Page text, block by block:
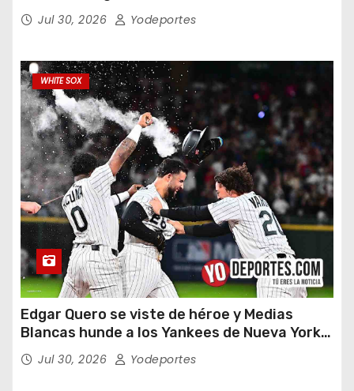
Jul 30, 2026 Yodeportes
WHITE SOX
Edgar Quero se viste de héroe y Medias
Blancas hunde a los Yankees de Nueva York
en doce entradas
Jul 30, 2026 Yodeportes